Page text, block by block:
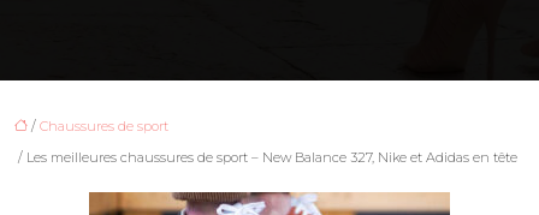
/ Chaussures de sport
/ Les meilleures chaussures de sport – New Balance 327, Nike et Adidas en tête